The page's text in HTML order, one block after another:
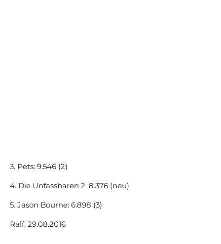
3. Pets: 9.546 (2)
4. Die Unfassbaren 2: 8.376 (neu)
5. Jason Bourne: 6.898 (3)
Ralf, 29.08.2016